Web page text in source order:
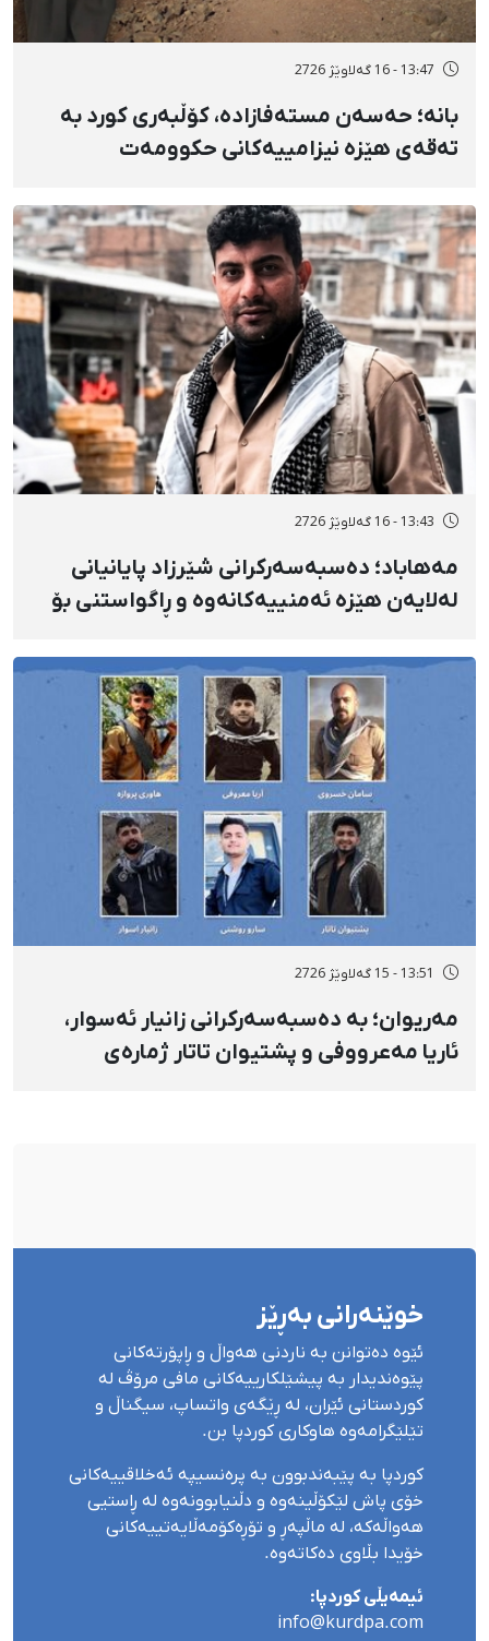
13:47 - 16 گەلاوێژ 2726
بانه؛ حەسەن مستەفازادە، کۆڵبەری کورد بە
تەقەی هێزە نیزامییەکانی حکوومەت
13:43 - 16 گەلاوێژ 2726
مەهاباد؛ دەسبەسەرکرانی شێرزاد پایانیانی
لەلایەن هێزە ئەمنییەکانەوە و ڕاگواستنی بۆ
13:51 - 15 گەلاوێژ 2726
مەریوان؛ بە دەسبەسەرکرانی زانیار ئەسوار،
ئاریا مەعرووفی و پشتیوان تاتار ژمارەی
خوێنەرانی بەڕێز
ئێوە دەتوانن بە ناردنی هەواڵ و ڕاپۆرتەکانی
پێوەندیدار بە پیشێلکارییەکانی مافی مرۆڤ لە
کوردستانی ئێران، لە ڕێگەی واتساپ، سیگناڵ و
تێلێگرامەوە هاوکاری کوردپا بن.
کوردپا بە پێبەندبوون بە پرەنسیپە ئەخلاقییەکانی
خۆی پاش لێکۆڵینەوە و دڵنیابوونەوە لە ڕاستیی
هەواڵەکە، لە ماڵپەڕ و تۆڕەکۆمەڵایەتییەکانی
خۆیدا بڵاوی دەکاتەوە.
ئیمەیڵی کوردپا:
info@kurdpa.com